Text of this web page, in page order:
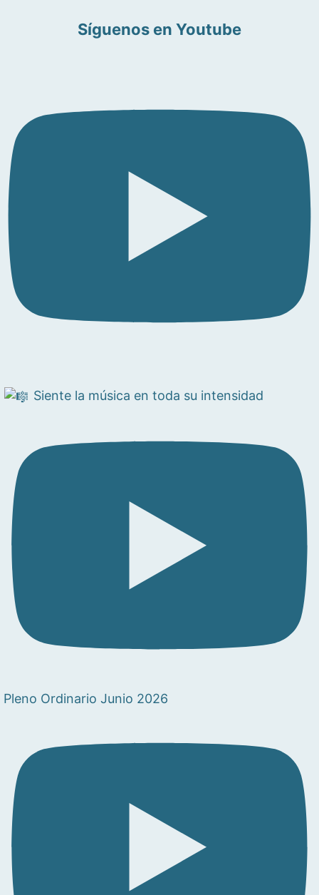
Síguenos en Youtube
Siente la música en toda su intensidad
Pleno Ordinario Junio 2026